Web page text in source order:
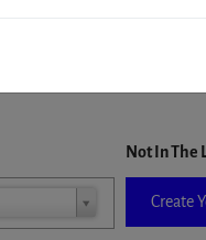
is selected it will auto-
Not In The
Create